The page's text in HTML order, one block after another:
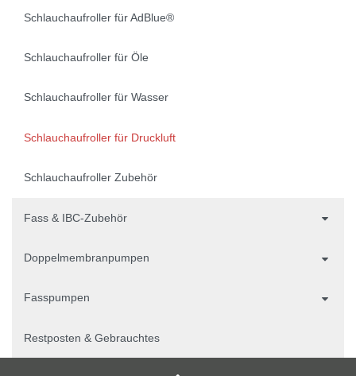
Schlauchaufroller für AdBlue®
Schlauchaufroller für Öle
Schlauchaufroller für Wasser
Schlauchaufroller für Druckluft
Schlauchaufroller Zubehör
Fass & IBC-Zubehör
Doppelmembranpumpen
Fasspumpen
Restposten & Gebrauchtes